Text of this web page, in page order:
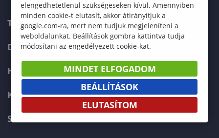
TELEFONKÖNYV
DOKUMENTUMOK
HÍREK
KAPCSOLAT
SOPRONI EGYETEM FŐOLDAL
elengedhetetlenül szükségeseken kívül. Amennyiben
minden cookie-t elutasít, akkor átirányítjuk a
google.com-ra, mert nem tudjuk megjeleníteni a
weboldalunkat. Beállítások gombra kattintva tudja
módosítani az engedélyezett cookie-kat.
MINDET ELFOGADOM
BEÁLLÍTÁSOK
ELUTASÍTOM